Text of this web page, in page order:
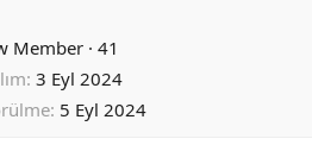
Member · 41
3 Eyl 2024
5 Eyl 2024